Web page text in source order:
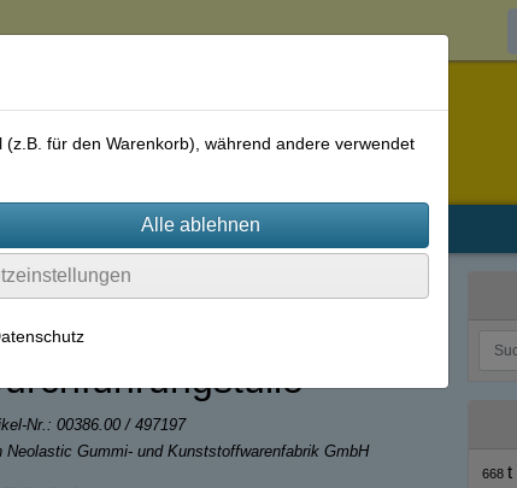
Nr.: 00386.00 / 497197
Neolastic Gummi- und Kunststoffwarenfabrik GmbH
668 t
für den Warenkorb), während andere verwendet